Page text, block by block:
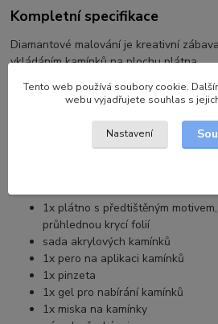
Kompletní specifikace
Diamantové malování je kreativní
vkládáním kamínků na plochu plátna.
Vymaluj si originální obraz třpytivými
domov. Nebo někoho obdarujte
po dokončení může dělat i nadále
Vše co potřebujete k tvoření, je již
1x plátno s předtištěným
průhlednou krycí folií
sada akrylových kamínků
1x pero na aplikaci kamínků
1x pinzeta
1x gel pro nabírání kamínků
1x miska na kamínky
Tento web používá soubory cookie.
webu vyjadřujete souhlas s
Nastavení